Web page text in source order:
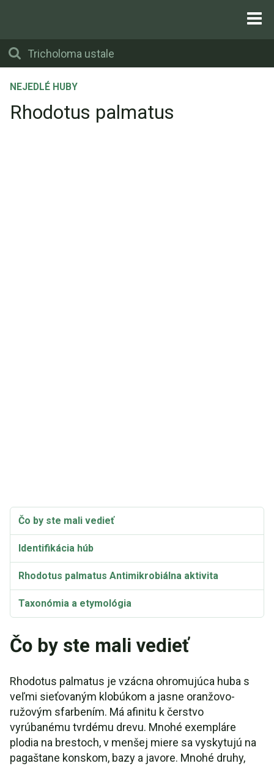
NEJEDLÉ HUBY
Rhodotus palmatus
Čo by ste mali vedieť
Identifikácia húb
Rhodotus palmatus Antimikrobiálna aktivita
Taxonómia a etymológia
Čo by ste mali vedieť
Rhodotus palmatus je vzácna ohromujúca huba s
veľmi sieťovaným klobúkom a jasne oranžovo-
ružovým sfarbením. Má afinitu k čerstvo
vyrúbanému tvrdému drevu. Mnohé exempláre
plodia na brestoch, v menšej miere sa vyskytujú na
pagaštane konskom, bazy a javore. Mnohé druhy,